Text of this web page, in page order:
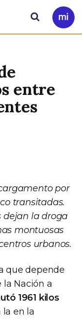
Ir
a
Buscar
entre
por
transitadas.
dejan la droga
montuosas
urbanos.
que depende
Nación a
1961 kilos
la en la